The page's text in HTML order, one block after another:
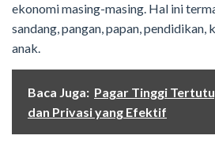
ekonomi masing-masing. Hal ini
sandang, pangan, papan, pendidikan,
anak.
Baca Juga: Pagar Tinggi
dan Privasi yang Efektif